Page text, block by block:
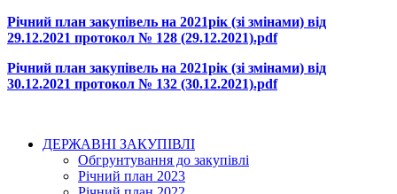
Річний план закупівель на 2021рік (зі змінами) від
29.12.2021 протокол № 128 (29.12.2021).pdf
Річний план закупівель на 2021рік (зі змінами) від
30.12.2021 протокол № 132 (30.12.2021).pdf
ДЕРЖАВНІ ЗАКУПІВЛІ
Обгрунтування до закупівлі
Річний план 2023